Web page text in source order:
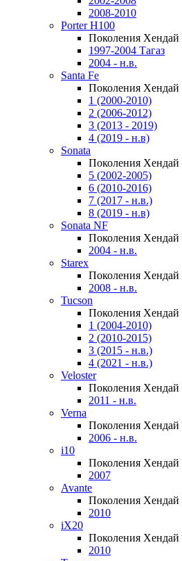
2008-2010
Porter H100
Поколения Хендай
1997-2004 Тагаз
2004 - н.в.
Santa Fe
Поколения Хендай
1 (2000-2010)
2 (2006-2012)
3 (2013 - 2019)
4 (2019 - н.в)
Sonata
Поколения Хендай
5 (2002-2005)
6 (2010-2016)
7 (2017 - н.в.)
8 (2019 - н.в)
Sonata NF
Поколения Хендай
2004 - н.в.
Starex
Поколения Хендай
2008 - н.в.
Tucson
Поколения Хендай
1 (2004-2010)
2 (2010-2015)
3 (2015 - н.в.)
4 (2021 - н.в.)
Veloster
Поколения Хендай
2011 - н.в.
Verna
Поколения Хендай
2006 - н.в.
i10
Поколения Хендай
2007
Avante
Поколения Хендай
2010
iX20
Поколения
2010